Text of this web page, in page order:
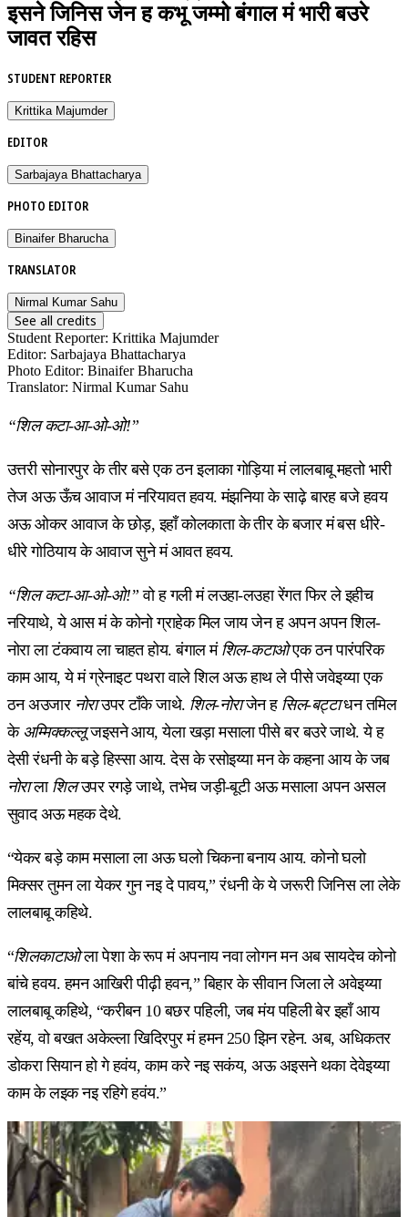
इसने जिनिस जेन ह कभू जम्मो बंगाल मं भारी बउरे
जावत रहिस
STUDENT REPORTER
Krittika Majumder
EDITOR
Sarbajaya Bhattacharya
PHOTO EDITOR
Binaifer Bharucha
TRANSLATOR
Nirmal Kumar Sahu
See all credits
Student Reporter: Krittika Majumder
Editor: Sarbajaya Bhattacharya
Photo Editor: Binaifer Bharucha
Translator: Nirmal Kumar Sahu
“शिल कटा-आ-ओ-ओ!”
उत्तरी सोनारपुर के तीर बसे एक ठन इलाका गोड़िया मं लालबाबू महतो भारी
तेज अऊ ऊँच आवाज मं नरियावत हवय. मंझनिया के साढ़े बारह बजे हवय
अऊ ओकर आवाज के छोड़, इहाँ कोलकाता के तीर के बजार मं बस धीरे-
धीरे गोठियाय के आवाज सुने मं आवत हवय.
“शिल कटा-आ-ओ-ओ!” वो ह गली मं लउहा-लउहा रेंगत फिर ले इहीच
नरियाथे, ये आस मं के कोनो ग्राहेक मिल जाय जेन ह अपन अपन शिल-
नोरा ला टंकवाय ला चाहत होय. बंगाल मं शिल-कटाओएक ठन पारंपरिक
काम आय, ये मं ग्रेनाइट पथरा वाले शिल अऊ हाथ ले पीसे जवेइय्या एक
ठन अउजार नोराउपर टाँके जाथे. शिल-नोराजेन ह सिल-बट्टाधन तमिल
के अम्मिक्कल्लूजइसने आय, येला खड़ा मसाला पीसे बर बउरे जाथे. ये ह
देसी रंधनी के बड़े हिस्सा आय. देस के रसोइय्या मन के कहना आय के जब
नोराला शिलउपर रगड़े जाथे, तभेच जड़ी-बूटी अऊ मसाला अपन असल
सुवाद अऊ महक देथे.
“येकर बड़े काम मसाला ला अऊ घलो चिकना बनाय आय. कोनो घलो
मिक्सर तुमन ला येकर गुन नइ दे पावय,” रंधनी के ये जरूरी जिनिस ला लेके
लालबाबू कहिथे.
“शिलकाटाओला पेशा के रूप मं अपनाय नवा लोगन मन अब सायदेच कोनो
बांचे हवय. हमन आखिरी पीढ़ी हवन,” बिहार के सीवान जिला ले अवेइय्या
लालबाबू कहिथे, “करीबन 10 बछर पहिली, जब मंय पहिली बेर इहाँ आय
रहेंय, वो बखत अकेल्ला खिदिरपुर मं हमन 250 झिन रहेन. अब, अधिकतर
डोकरा सियान हो गे हवंय, काम करे नइ सकंय, अऊ अइसने थका देवेइय्या
काम के लइक नइ रहिगे हवंय.”